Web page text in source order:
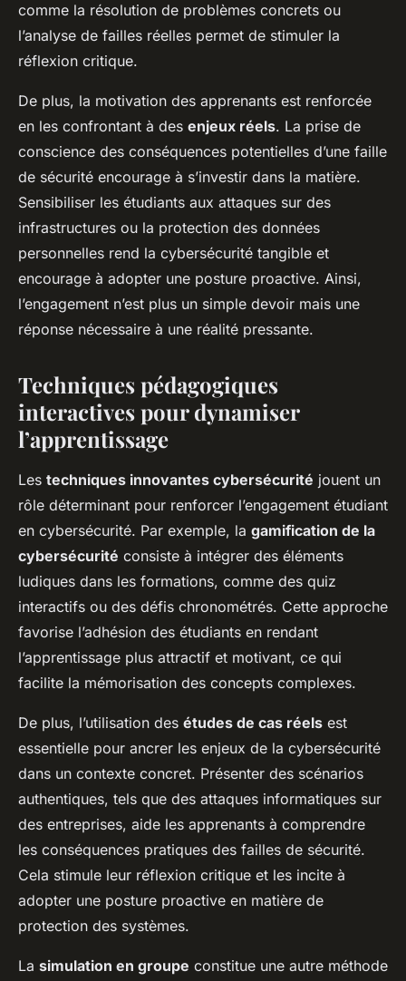
comme la résolution de problèmes concrets ou
l’analyse de failles réelles permet de stimuler la
réflexion critique.
De plus, la motivation des apprenants est renforcée
en les confrontant à des enjeux réels. La prise de
conscience des conséquences potentielles d’une faille
de sécurité encourage à s’investir dans la matière.
Sensibiliser les étudiants aux attaques sur des
infrastructures ou la protection des données
personnelles rend la cybersécurité tangible et
encourage à adopter une posture proactive. Ainsi,
l’engagement n’est plus un simple devoir mais une
réponse nécessaire à une réalité pressante.
Techniques pédagogiques
interactives pour dynamiser
l’apprentissage
Les techniques innovantes cybersécurité jouent un
rôle déterminant pour renforcer l’engagement étudiant
en cybersécurité. Par exemple, la gamification de la
cybersécurité consiste à intégrer des éléments
ludiques dans les formations, comme des quiz
interactifs ou des défis chronométrés. Cette approche
favorise l’adhésion des étudiants en rendant
l’apprentissage plus attractif et motivant, ce qui
facilite la mémorisation des concepts complexes.
De plus, l’utilisation des études de cas réels est
essentielle pour ancrer les enjeux de la cybersécurité
dans un contexte concret. Présenter des scénarios
authentiques, tels que des attaques informatiques sur
des entreprises, aide les apprenants à comprendre
les conséquences pratiques des failles de sécurité.
Cela stimule leur réflexion critique et les incite à
adopter une posture proactive en matière de
protection des systèmes.
La simulation en groupe constitue une autre méthode